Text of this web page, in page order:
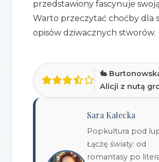
przedstawiony fascynuje
Warto przeczytać choćby dla
opisów dziwacznych stworów.
🐇
Alicji z nutą
Sara Kałecka
Popkultura pod
Łączę światy: od
romantasy po